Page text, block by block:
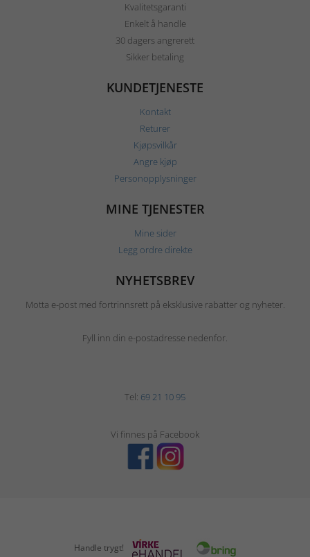
Kvalitetsgaranti
Enkelt å handle
30 dagers angrerett
Sikker betaling
KUNDETJENESTE
Kontakt
Returer
Kjøpsvilkår
Angre kjøp
Personopplysninger
MINE TJENESTER
Mine sider
Legg ordre direkte
NYHETSBREV
Motta e-post med fortrinnsrett på eksklusive rabatter og nyheter.
Fyll inn din e-postadresse nedenfor.
Tel: 69 21 10 95
Vi finnes på Facebook
Handle trygt!